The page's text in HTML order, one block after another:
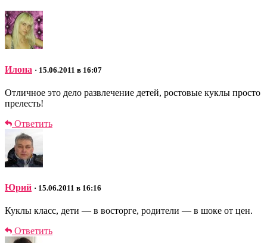
Илона · 15.06.2011 в 16:07
Отличное это дело развлечение детей, ростовые куклы просто
прелесть!
Ответить
Юрий · 15.06.2011 в 16:16
Куклы класс, дети — в восторге, родители — в шоке от цен.
Ответить